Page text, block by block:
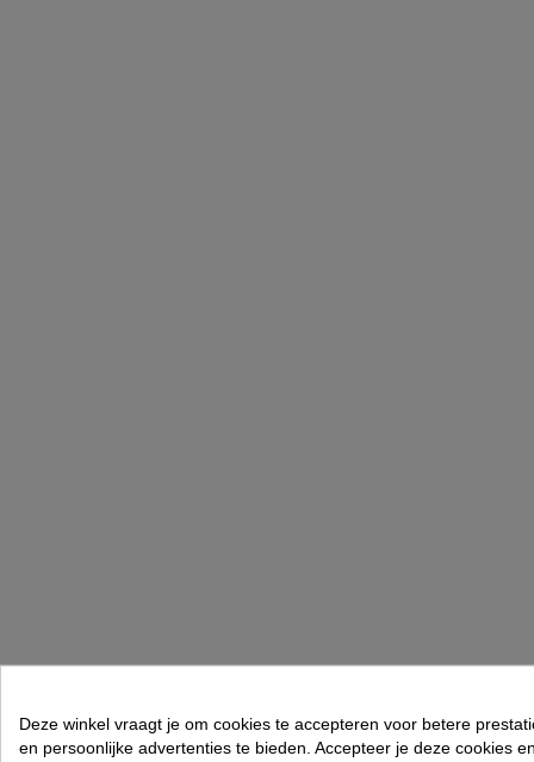
Deze winkel vraagt je om cookies te accepteren voor betere
en persoonlijke advertenties te bieden. Accepteer je deze cookies